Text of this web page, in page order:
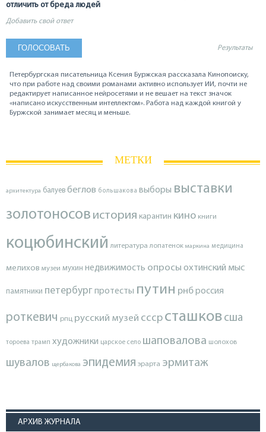
отличить от бреда людей
Добавить свой ответ
Результаты
Петербургская писательница Ксения Буржская рассказала Кинопоиску,
что при работе над своими романами активно использует ИИ, почти не
редактирует написанное нейросетями и не вешает на текст значок
«написано искусственным интеллектом». Работа над каждой книгой у
Буржской занимает месяц и меньше.
МЕТКИ
архитектура балуев беглов большакова выборы выставки
золотоносов история карантин кино книги
коцюбинский литература лопатенок маркина медицина
мелихов музеи мухин недвижимость опросы охтинский мыс
памятники петербургпротесты путин рнброссия
роткевич рпц русский музей ссср сташков сша
тороева трамп художники царское село шаповалова шолохов
шувалов щербакова эпидемия эрарта эрмитаж
АРХИВ ЖУРНАЛА